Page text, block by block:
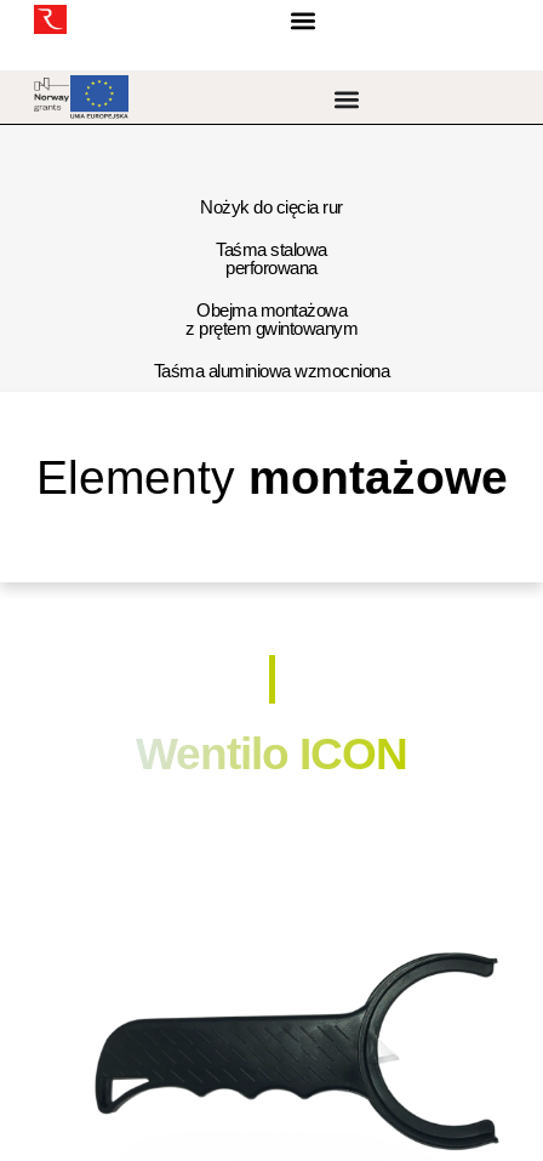
Nożyk do cięcia rur
Taśma stalowa
perforowana
Obejma montażowa
z prętem gwintowanym
Taśma aluminiowa wzmocniona
Elementy montażowe
Wentilo ICON